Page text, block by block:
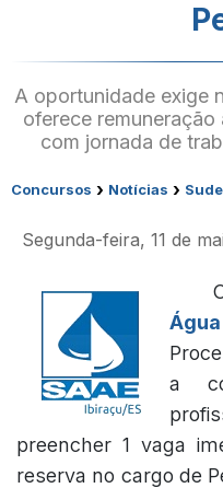
A oportunidade exige
oferece
com jornada de
Concursos › Notícias ›
Segunda-feira, 11 de
a
preencher 1 vaga
reserva no cargo de